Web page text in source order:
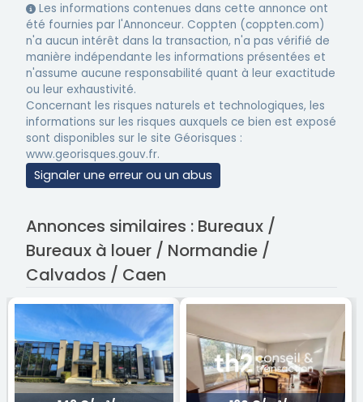
Les informations contenues dans cette annonce ont
été fournies par l'Annonceur. Coppten (coppten.com)
n'a aucun intérêt dans la transaction, n'a pas vérifié de
manière indépendante les informations présentées et
n'assume aucune responsabilité quant à leur exactitude
ou leur exhaustivité.
Concernant les risques naturels et technologiques, les
informations sur les risques auxquels ce bien est exposé
sont disponibles sur le site Géorisques :
www.georisques.gouv.fr.
Signaler une erreur ou un abus
Annonces similaires : Bureaux /
Bureaux à louer / Normandie /
Calvados / Caen